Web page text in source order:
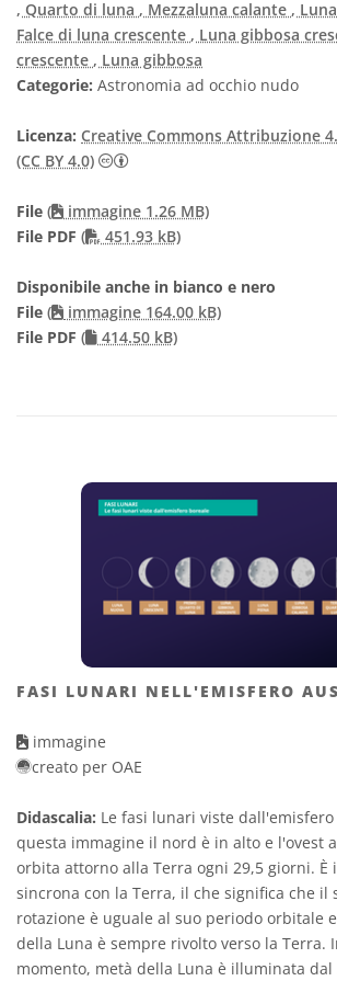
, Quarto di luna , Mezzaluna calante ,
Falce di luna crescente , Luna gibbosa
crescente , Luna gibbosa
Categorie: Astronomia ad occhio nudo
Licenza: Creative Commons Attribuzione
(CC BY 4.0)
Creative Commons
File (
immagine 1.26 MB)
File PDF ( PDF file
451.93 kB)
Disponibile anche in bianco e nero
File (
immagine 164.00 kB)
File PDF ( 414.50 kB)
FASI LUNARI NELL'EMISFERO
immagine
creato per OAE
Didascalia: Le fasi lunari viste
questa immagine il nord è in alto e l'ovest
orbita attorno alla Terra ogni 29,5 giorni. È
sincrona con la Terra, il che significa che il
rotazione è uguale al suo periodo orbitale
della Luna è sempre rivolto verso la Terra.
momento, metà della Luna è illuminata dal